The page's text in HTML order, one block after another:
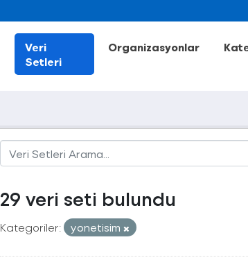
Veri
Setleri
Organizasyonlar
29 veri seti bulundu
Kategoriler: yonetisim